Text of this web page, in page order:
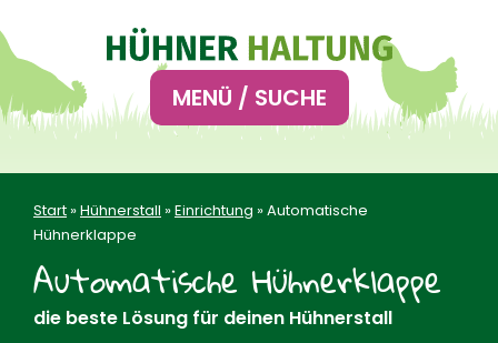
Hauptnavigation
MENÜ / SUCHE
Start »Hühnerstall »Einrichtung »Automatische
Hühnerklappe
Automatische Hühnerklappe
die beste Lösung für deinen Hühnerstall